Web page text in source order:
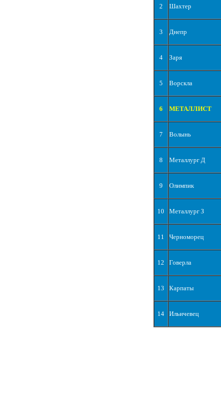
2 Шахтер
3 Днепр
4 Заря
5 Ворскла
6 МЕТАЛЛИСТ
7 Волынь
8 Металлург Д
9 Олимпик
10 Металлург З
11 Черноморец
12 Говерла
13 Карпаты
14 Ильичевец